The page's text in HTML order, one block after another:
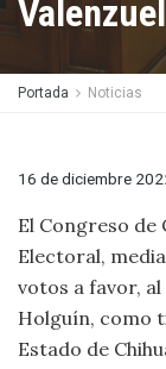
Portada Noticias
16 de diciembre
El Congreso de
Electoral,
votos a favor,
Holguín, como
Estado de